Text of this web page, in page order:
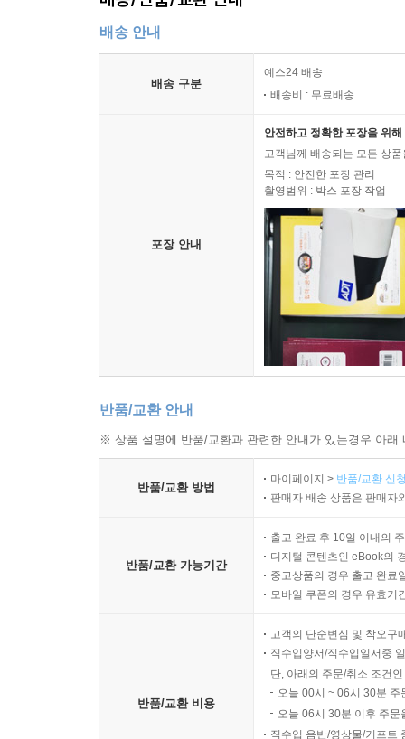
배송 안내
배송 구분
예스24 배송
배송비 : 무료배송
포장 안내
안전하고 정확한 포장을 위
고객님께 배송되는 모든 상
목적 : 안전한 포장 관리
촬영범위 : 박스 포장 작업
반품/교환 안내
※ 상품 설명에 반품/교환과 관련한 안내가 있는경우 아
반품/교환 방법
마이페이지 > 반품/교환 신
판매자 배송 상품은 판매자
반품/교환 가능기간
출고 완료 후 10일 이내의
디지털 콘텐츠인 eBook의
중고상품의 경우 출고 완료
모바일 쿠폰의 경우 유효기
반품/교환 비용
고객의 단순변심 및 착오구
직수입양서/직수입일서중
단, 아래의 주문/취소 조건
오늘 00시 ~ 06시 30분
오늘 06시 30분 이후 주
직수입 음반/영상물/기프트